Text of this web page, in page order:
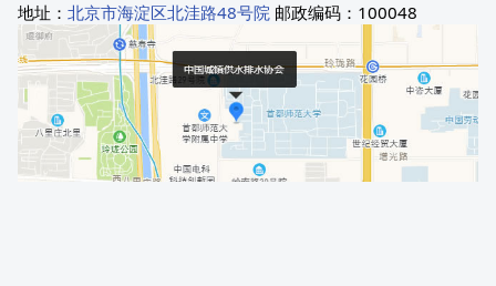
地址： 北京市海淀区北洼路48号院 邮政编码：100048